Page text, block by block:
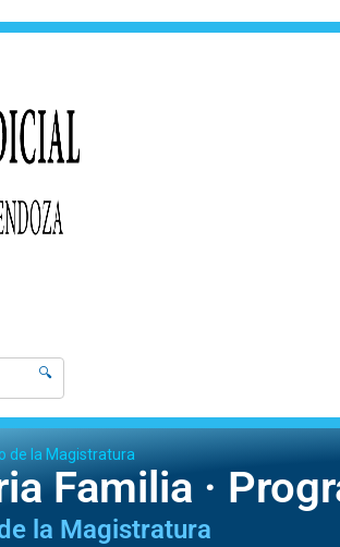
🔍
de la Magistratura
Familia ·
la Magistratura